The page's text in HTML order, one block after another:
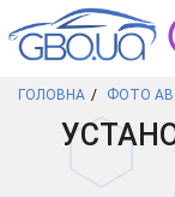
ГОЛОВНА ФОТО